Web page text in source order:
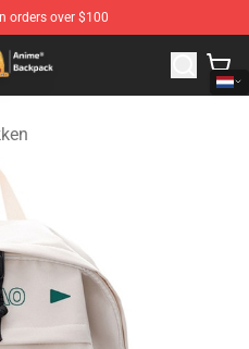
orders over $100
Anime Backpack Store